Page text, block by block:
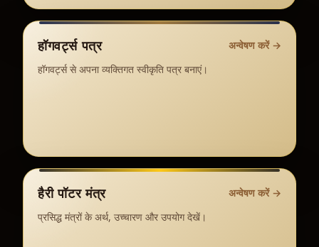
हॉगवर्ट्स पत्र अन्वेषण करें →
हॉगवर्ट्स से अपना व्यक्तिगत स्वीकृति पत्र बनाएं।
हैरी पॉटर मंत्र अन्वेषण करें →
प्रसिद्ध मंत्रों के अर्थ, उच्चारण और उपयोग देखें।